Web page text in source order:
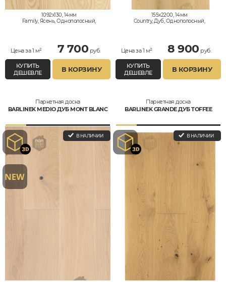
1092x130, 14мм
Family, Ясень, Однополосный,
Цена за 1 м² 7 700 руб.
КУПИТЬ
ДЕШЕВЛЕ
В КОРЗИНУ
155x2200, 14мм
Country, Дуб, Однополосный,
Цена за 1 м² 8 900 руб.
КУПИТЬ
ДЕШЕВЛЕ
В КОРЗИНУ
Паркетная доска
BARLINEK MEDIO ДУБ MONT BLANC
В НАЛИЧИИ
Паркетная доска
BARLINEK GRANDE ДУБ TOFFEE
В НАЛИЧИИ